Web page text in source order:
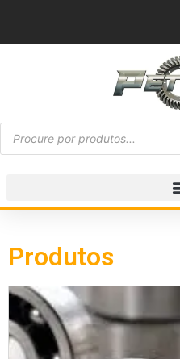
Produtos